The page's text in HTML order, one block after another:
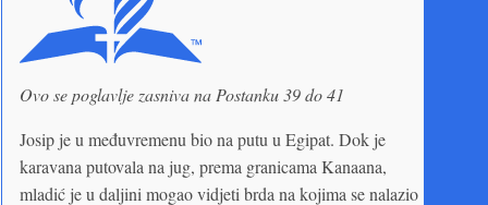
Ovo se poglavlje zasniva na Postanku 39 do 41
Josip je u međuvremenu bio na putu u Egipat. Dok je
karavana putovala na jug, prema granicama Kanaana,
mladić je u daljini mogao vidjeti brda na kojima se nalazio